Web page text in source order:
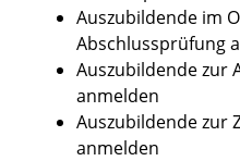
Auszubildende im
Abschlussprüfung
Auszubildende zur
anmelden
Auszubildende zur
anmelden